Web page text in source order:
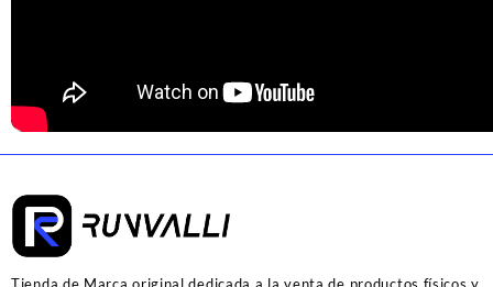
Tienda de Marca original dedicada a la venta de productos físicos y